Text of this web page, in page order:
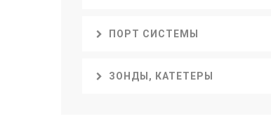
ПОРТ СИСТЕМЫ
ЗОНДЫ, КАТЕТЕРЫ